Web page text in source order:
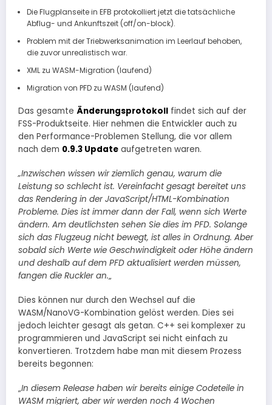
Die Flugplanseite in EFB protokolliert jetzt die tatsächliche
Abflug- und Ankunftszeit (off/on-block).
Problem mit der Triebwerksanimation im Leerlauf behoben,
die zuvor unrealistisch war.
XML zu WASM-Migration (laufend)
Migration von PFD zu WASM (laufend)
Das gesamte Änderungsprotokoll findet sich auf der
FSS-Produktseite. Hier nehmen die Entwickler auch zu
den Performance-Problemen Stellung, die vor allem
nach dem 0.9.3 Update aufgetreten waren.
„Inzwischen wissen wir ziemlich genau, warum die
Leistung so schlecht ist. Vereinfacht gesagt bereitet uns
das Rendering in der JavaScript/HTML-Kombination
Probleme. Dies ist immer dann der Fall, wenn sich Werte
ändern. Am deutlichsten sehen Sie dies im PFD. Solange
sich das Flugzeug nicht bewegt, ist alles in Ordnung. Aber
sobald sich Werte wie Geschwindigkeit oder Höhe ändern
und deshalb auf dem PFD aktualisiert werden müssen,
fangen die Ruckler an.„
Dies können nur durch den Wechsel auf die
WASM/NanoVG-Kombination gelöst werden. Dies sei
jedoch leichter gesagt als getan. C++ sei komplexer zu
programmieren und JavaScript sei nicht einfach zu
konvertieren. Trotzdem habe man mit diesem Prozess
bereits begonnen:
„In diesem Release haben wir bereits einige Codeteile in
WASM migriert, aber wir werden noch 4 Wochen